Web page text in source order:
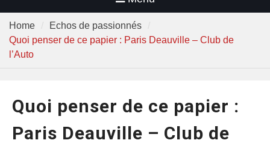
Home
Echos de passionnés
Quoi penser de ce papier : Paris Deauville – Club de
l’Auto
Quoi penser de ce papier :
Paris Deauville – Club de